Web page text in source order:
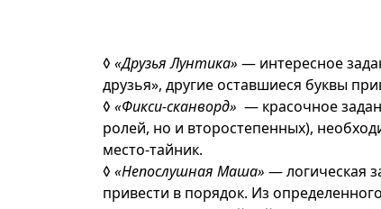
◊ «Друзья Лунтика» — интересное
друзья», другие оставшиеся буквы
◊ «Фикси-сканворд» — красочное
ролей, но и второстепенных),
место-тайник.
◊ «Непослушная Маша» — логическая
привести в порядок. Из